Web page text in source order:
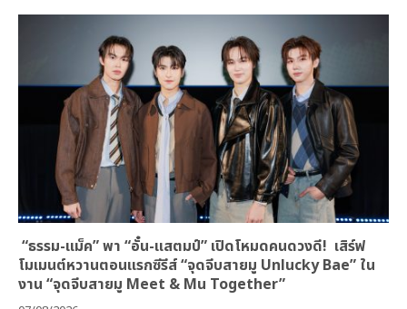
“ธรรม-แม็ค” พา “อั๋น-แสตมป์” เปิดโหมดคนดวงดี! เสิร์ฟ
โมเมนต์หวานตอนแรกซีรีส์ “จุดจีบสายมู Unlucky Bae” ใน
งาน “จุดจีบสายมู Meet & Mu Together”